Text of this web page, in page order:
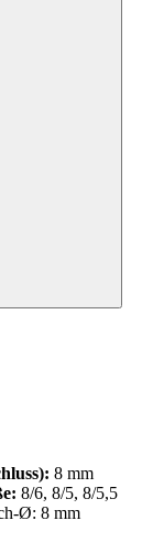
8 mm
8/6, 8/5, 8/5,5
Ø: 8 mm